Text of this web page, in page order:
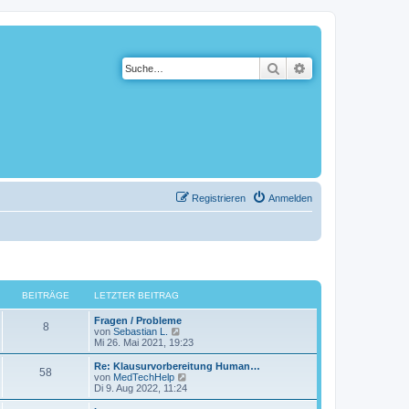
Suche
Anmelden
Registrieren
BEITRÄGE LETZTER BEITRAG
8
Fragen / Probleme
von Sebastian L.
e
u
e
s
t
Mi 26. Mai 2021, 19:23
58
Re: Klausurvorbereitung Human…
von MedTechHelp
u
Di 9. Aug 2022, 11:24